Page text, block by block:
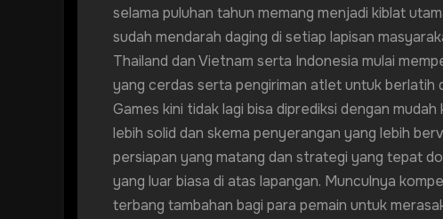
selama puluhan tahun memang menjadi kiblat
sudah mendarah daging di setiap lapisan
Thailand dan Vietnam serta Indonesia mulai
yang cerdas serta pengiriman atlet untuk berlatih
Games kini tidak lagi bisa diprediksi dengan
lebih solid dan skema penyerangan yang lebih
persiapan yang matang dan strategi yang tepat
yang luar biasa di atas lapangan. Munculnya
terbang tambahan bagi para pemain untuk